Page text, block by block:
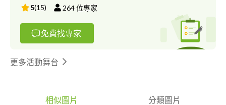
5(15) 264位專家
免費找專家
更多活動舞台
相似圖片 分類圖片